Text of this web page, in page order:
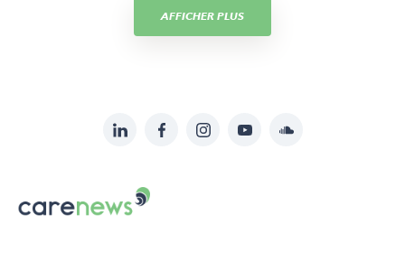
AFFICHER PLUS
sur:
LinkedInFacebookInstagramYouTubeSoundcloud
Carenews,
Le